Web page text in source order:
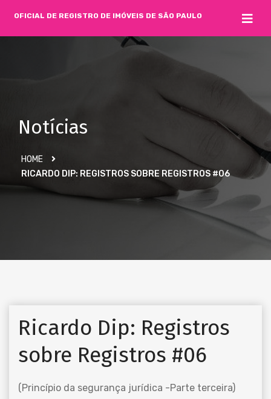
OFICIAL DE REGISTRO DE IMÓVEIS DE SÃO PAULO
Notícias
HOME
RICARDO DIP: REGISTROS SOBRE REGISTROS #06
Ricardo Dip: Registros
sobre Registros #06
(Princípio da segurança jurídica -Parte terceira)